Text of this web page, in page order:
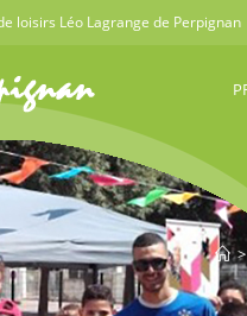
loisirs Léo Lagrange de Perpignan
>